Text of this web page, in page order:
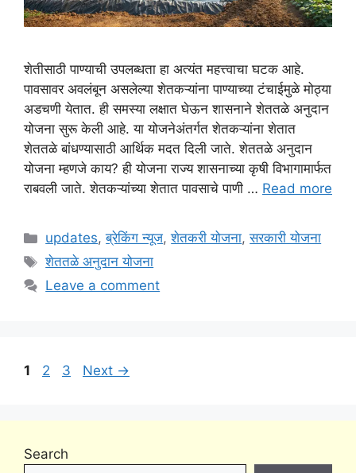
शेतीसाठी पाण्याची उपलब्धता हा अत्यंत महत्त्वाचा घटक आहे.
पावसावर अवलंबून असलेल्या शेतकऱ्यांना पाण्याच्या टंचाईमुळे मोठ्या
अडचणी येतात. ही समस्या लक्षात घेऊन शासनाने शेततळे अनुदान
योजना सुरू केली आहे. या योजनेअंतर्गत शेतकऱ्यांना शेतात
शेततळे बांधण्यासाठी आर्थिक मदत दिली जाते. शेततळे अनुदान
योजना म्हणजे काय? ही योजना राज्य शासनाच्या कृषी विभागामार्फत
राबवली जाते. शेतकऱ्यांच्या शेतात पावसाचे पाणी … Read more
Categories
updates,ब्रेकिंग न्यूज,शेतकरी योजना,सरकारी योजना
Tags
शेततळे अनुदान योजना
Leave a comment
Page
1 Page
2 Page
3 Next →
Search